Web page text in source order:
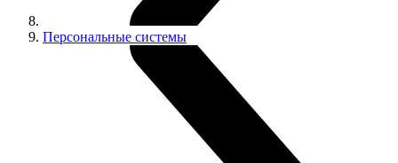
Персональные системы